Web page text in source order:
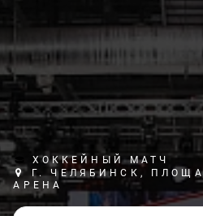
ХОККЕЙНЫЙ МАТЧ
Г. ЧЕЛЯБИНСК,
АРЕНА